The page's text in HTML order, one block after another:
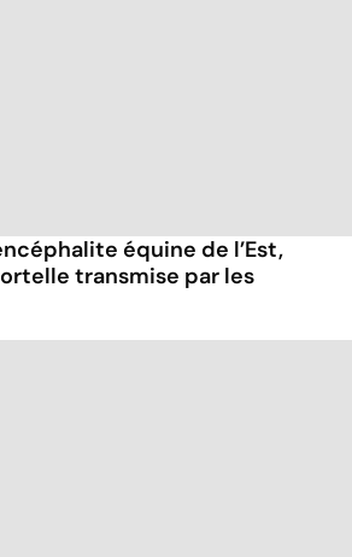
équine de l’Est,
transmise par les